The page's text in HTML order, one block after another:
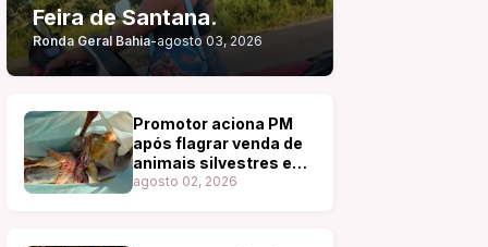
Feira de Santana.
Ronda Geral Bahia-agosto 03, 2026
Promotor aciona PM
após flagrar venda de
animais silvestres em
feira de Tucano
agosto 02, 2026